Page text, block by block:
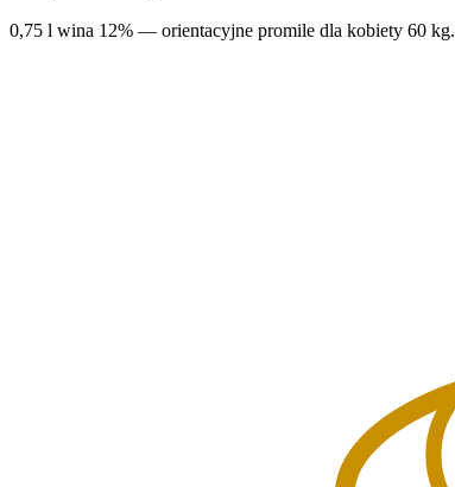
0,75 l wina 12% — orientacyjne promile dla kobiety 60 kg.